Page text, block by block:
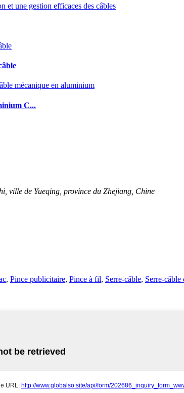
C...
ville de Yueqing, province du Zhejiang, Chine
, Pince publicitaire, Pince à fil, Serre-câble, Serre-